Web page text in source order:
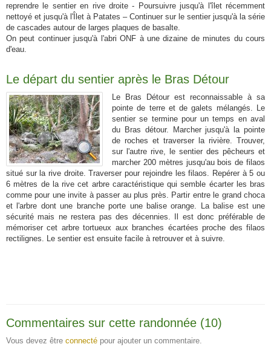
reprendre le sentier en rive droite - Poursuivre jusqu'à l'îlet récemment
nettoyé et jusqu'à l'Îlet à Patates – Continuer sur le sentier jusqu'à la série
de cascades autour de larges plaques de basalte.
On peut continuer jusqu'à l'abri ONF à une dizaine de minutes du cours
d'eau.
Le départ du sentier après le Bras Détour
Le Bras Détour est reconnaissable à sa
pointe de terre et de galets mélangés. Le
sentier se termine pour un temps en aval
du Bras détour. Marcher jusqu'à la pointe
de roches et traverser la rivière. Trouver,
sur l'autre rive, le sentier des pêcheurs et
marcher 200 mètres jusqu'au bois de filaos
situé sur la rive droite. Traverser pour rejoindre les filaos. Repérer à 5 ou
6 mètres de la rive cet arbre caractéristique qui semble écarter les bras
comme pour une invite à passer au plus près. Partir entre le grand choca
et l'arbre dont une branche porte une balise orange. La balise est une
sécurité mais ne restera pas des décennies. Il est donc préférable de
mémoriser cet arbre tortueux aux branches écartées proche des filaos
rectilignes. Le sentier est ensuite facile à retrouver et à suivre.
Commentaires sur cette randonnée (10)
Vous devez être connecté pour ajouter un commentaire.